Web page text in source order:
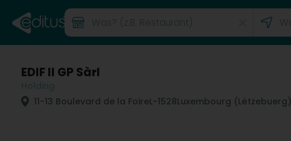
EDIF II GP Sàrl
11-13 Boulevard de la FoireL-1528Luxembourg (Lëtzebuerg)